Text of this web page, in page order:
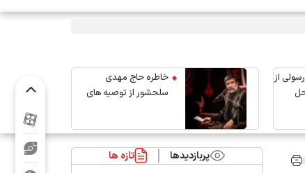
از
خاطره حاج مهدی
سلحشور از توصیه های
پربازدیدها تازه ها